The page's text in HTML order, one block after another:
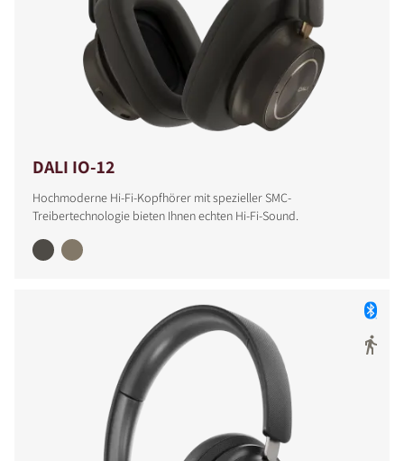
DALI IO-12
Hochmoderne Hi-Fi-Kopfhörer mit spezieller SMC-
Treibertechnologie bieten Ihnen echten Hi-Fi-Sound.